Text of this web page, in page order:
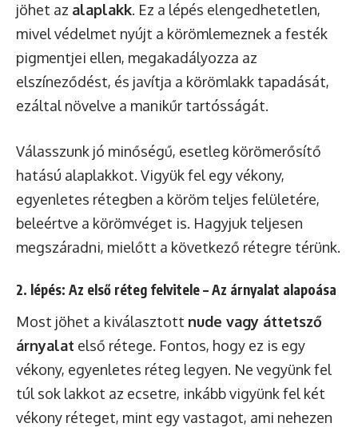
jöhet az alaplakk. Ez a lépés elengedhetetlen,
mivel védelmet nyújt a körömlemeznek a festék
pigmentjei ellen, megakadályozza az
elszíneződést, és javítja a körömlakk tapadását,
ezáltal növelve a manikűr tartósságát.
Válasszunk jó minőségű, esetleg körömerősítő
hatású alaplakkot. Vigyük fel egy vékony,
egyenletes rétegben a köröm teljes felületére,
beleértve a körömvéget is. Hagyjuk teljesen
megszáradni, mielőtt a következő rétegre térünk.
2. lépés: Az első réteg felvitele – Az árnyalat alapoása
Most jöhet a kiválasztott nude vagy áttetsző
árnyalat első rétege. Fontos, hogy ez is egy
vékony, egyenletes réteg legyen. Ne vegyünk fel
túl sok lakkot az ecsetre, inkább vigyünk fel két
vékony réteget, mint egy vastagot, ami nehezen